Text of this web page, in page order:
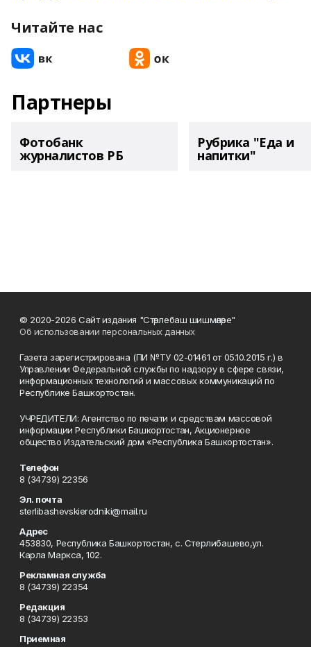
Читайте нас
Партнеры
Фотобанк
журналистов РБ
Рубрика "Еда и
напитки"
© 2020-2026 Сайт издания "Стәрлебаш шишмәләре"
Об использовании персональных данных
Газета зарегистрирована (ПИ №ТУ 02-01461 от 05.10.2015 г.) в
Управлении Федеральной службы по надзору в сфере связи,
информационных технологий и массовых коммуникаций по
Республике Башкортостан.
УЧРЕДИТЕЛИ: Агентство по печати и средствам массовой
информации Республики Башкортостан, Акционерное
общество Издательский дом «Республика Башкортостан».
Телефон
8 (34739) 22356
Эл. почта
sterlibashevskierodniki@mail.ru
Адрес
453830, Республика Башкортостан, c. Стерлибашево,ул.
Карла Маркса, 102.
Рекламная служба
8 (34739) 22354
Редакция
8 (34739) 22353
Приемная